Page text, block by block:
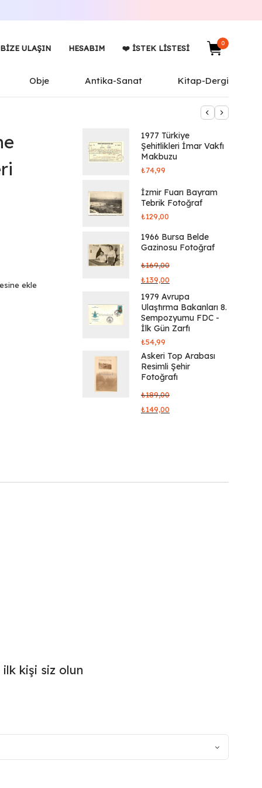
BIZE ULAŞIN HESABIM ❤️ İSTEK LISTESI
0
Obje Antika-Sanat Kitap-Dergi
ekle
1977 Türkiye
Şehitlikleri İmar Vakfı
Makbuzu
₺74,99
İzmir Fuarı Bayram
Tebrik Fotoğraf
₺129,00
1966 Bursa Belde
Gazinosu Fotoğraf
₺169,00
₺139,00
1979 Avrupa
Ulaştırma Bakanları 8.
Sempozyumu FDC -
İlk Gün Zarfı
₺54,99
Askeri Top Arabası
Resimli Şehir
Fotoğrafı
₺189,00
₺149,00
kişi siz olun